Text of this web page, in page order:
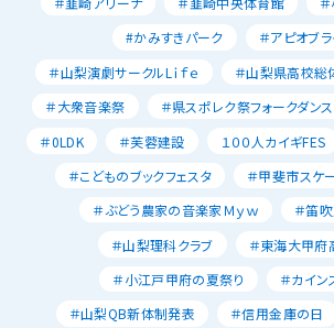
#かみすきパーク
＃アピオブ
＃山梨演劇サークルLｉｆｅ
＃山梨県高校総
＃大衆音楽祭
＃県スポレク祭フォークダン
＃0LDK
＃芙蓉建設 １００人カイギFES
＃こどものブックフェスタ
＃甲斐市スケ
＃ぶどう農家の音楽家Ｍｙｗ
＃笛
＃山梨理科クラブ
＃東海大甲府
＃小江戸甲府の夏祭り
＃カイ
＃山梨QB新体制発表
＃信用金庫の日